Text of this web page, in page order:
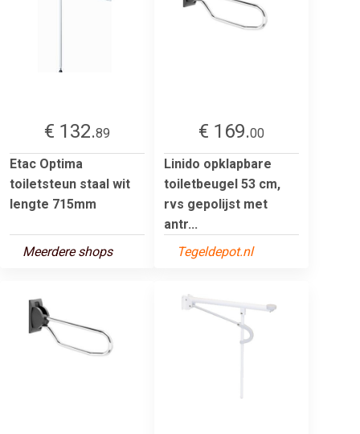
€ 132.89
Etac Optima
toiletsteun staal wit
lengte 715mm
Meerdere shops
€ 169.00
Linido opklapbare
toiletbeugel 53 cm,
rvs gepolijst met
antr...
Tegeldepot.nl